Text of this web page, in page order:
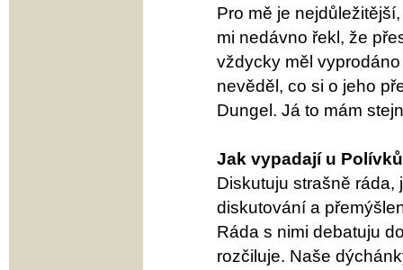
Pro mě je
mi nedávno řekl, že
vždycky měl
nevěděl, co si o jeho
Dungel. Já to mám
Jak vypadají u
Diskutuju strašně
diskutování a
Ráda s nimi debatuju
rozčiluje. Naše